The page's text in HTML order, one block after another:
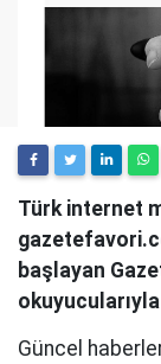
Türk internet
başlayan
Güncel